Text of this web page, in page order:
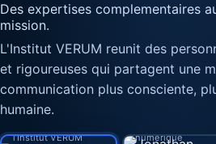
Des expertises complementaires
mission.
L'Institut VERUM reunit des
et rigoureuses qui partagent une
communication plus consciente,
humaine.
Linda Valade
l’Institut VERUM
Jonathan
numérique